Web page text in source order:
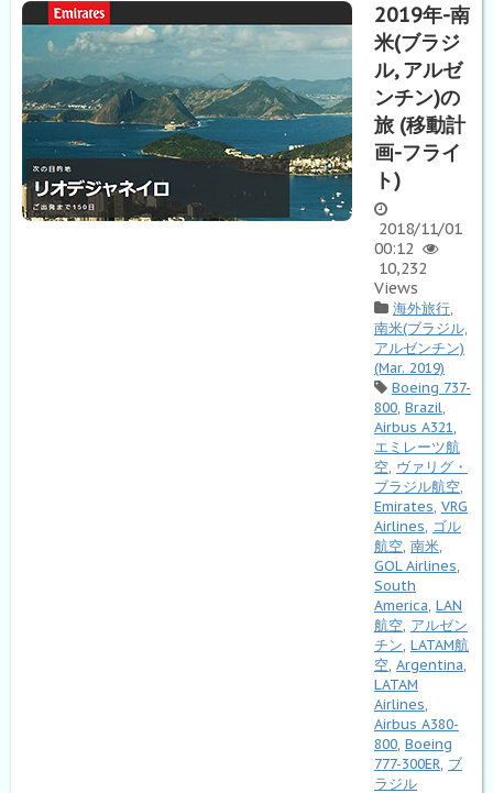
2019年-南
米(ブラジ
ル, アルゼ
ンチン)の
旅 (移動計
画-フライ
ト)
2018/11/01
00:12
10,232
Views
海外旅行
南米(ブラジル,
アルゼンチン)
(Mar. 2019)
Boeing 737-
800 Brazil
Airbus A321
エミレーツ航
空 ヴァリグ・
ブラジル航空
Emirates VRG
Airlines
ゴル
航空 南米
GOL Airlines
South
America LAN
航空 アルゼン
チン LATAM航
空 Argentina
LATAM
Airlines
Airbus A380-
800 Boeing
777-300ER ブ
ラジル